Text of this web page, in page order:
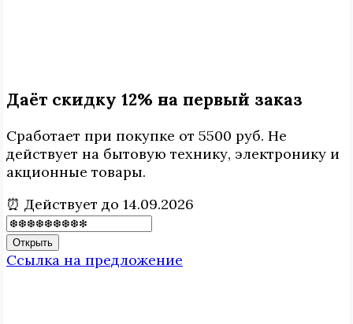
Даёт скидку 12% на первый заказ
Сработает при покупке от 5500 руб. Не
действует на бытовую технику, электронику и
акционные товары.
⏰ Действует до 14.09.2026
Открыть
Ссылка на предложение